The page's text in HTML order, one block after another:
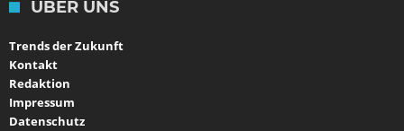
ÜBER UNS
Trends der Zukunft
Kontakt
Redaktion
Impressum
Datenschutz